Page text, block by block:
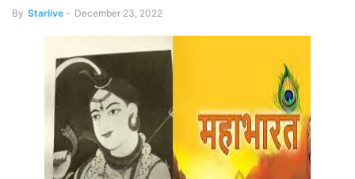
By Starlive - December 23, 2022